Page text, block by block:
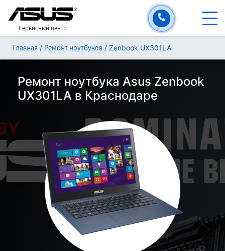
Сервисный центр
Главная / Ремонт ноутбуков / Zenbook UX301LA
Ремонт ноутбука Asus Zenbook
UX301LA в Краснодаре